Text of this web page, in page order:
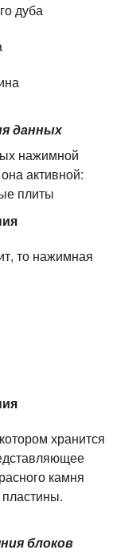
дуба
данных
нажимной
активной:
плиты
то нажимная
хранится
камня
блоков